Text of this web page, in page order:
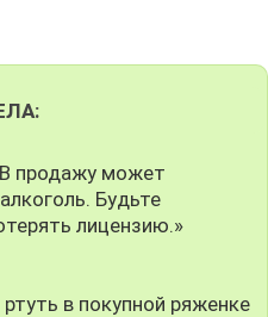
продажу может
Будьте
лицензию.»
в покупной ряженке